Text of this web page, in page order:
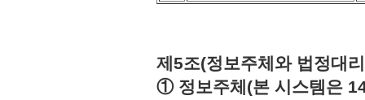
제5조(정보주체와 법정대
① 정보주체(본 시스템은